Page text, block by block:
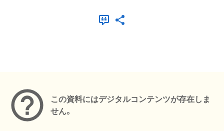
この資料にはデジタルコンテンツが存在しま
せん。